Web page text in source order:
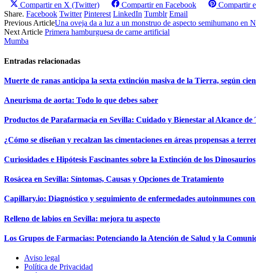
Compartir en X (Twitter) Compartir en Facebook Compartir
Share. Facebook Twitter Pinterest LinkedIn Tumblr Email
Previous ArticleUna oveja da a luz a un monstruo de aspecto semihumano en
Next Article Primera hamburguesa de carne artificial
Mumba
Entradas relacionadas
Muerte de ranas anticipa la sexta extinción masiva de la Tierra, según
Aneurisma de aorta: Todo lo que debes saber
Productos de Parafarmacia en Sevilla: Cuidado y Bienestar al Alcance de
¿Cómo se diseñan y recalzan las cimentaciones en áreas propensas a
Curiosidades e Hipótesis Fascinantes sobre la Extinción de los Dinosaurios
Rosácea en Sevilla: Síntomas, Causas y Opciones de Tratamiento
Capillary.io: Diagnóstico y seguimiento de enfermedades autoinmunes
Relleno de labios en Sevilla: mejora tu aspecto
Los Grupos de Farmacias: Potenciando la Atención de Salud y la
Aviso legal
Política de Privacidad